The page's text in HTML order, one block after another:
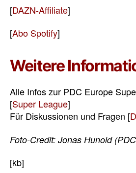
[DAZN-Affiliate]
[Abo Spotify]
Weitere
Alle Infos zur PDC Europe
[Super League]
Für Diskussionen und Fragen [
Foto-Credit: Jonas Hunold
[kb]